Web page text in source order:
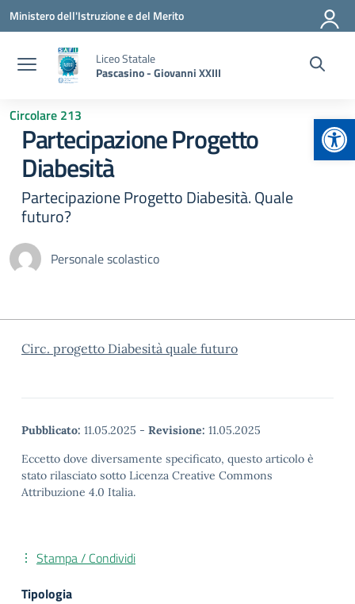
Vai ai contenuti
Vai al menu di navigazione
Vai al footer
Ministero dell'Istruzione e del Merito
Liceo Statale
Pascasino - Giovanni XXIII
Circolare 213
Partecipazione Progetto
Diabesità
Partecipazione Progetto Diabesità. Quale
futuro?
Personale scolastico
Circ. progetto Diabesità quale futuro
Pubblicato: 11.05.2025 - Revisione: 11.05.2025
Eccetto dove diversamente specificato, questo articolo è
stato rilasciato sotto Licenza Creative Commons
Attribuzione 4.0 Italia.
Stampa / Condividi
Tipologia